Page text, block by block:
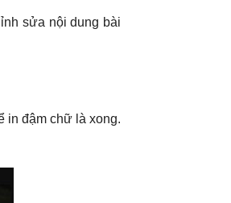
sửa nội dung bài
in đậm chữ là xong.